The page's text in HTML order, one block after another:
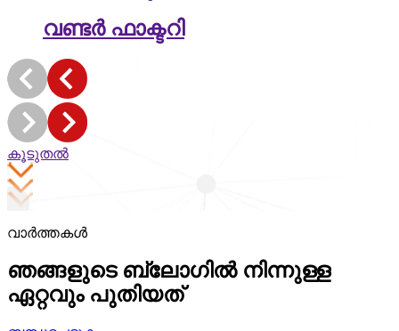
വണ്ടർ ഫാക്ടറി
കൂടുതൽ
വാർത്തകൾ
ഞങ്ങളുടെ ബ്ലോഗിൽ നിന്നുള്ള
ഏറ്റവും പുതിയത്